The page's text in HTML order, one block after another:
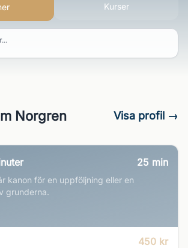
Kurser
Norgren Visa profil →
25 min
kanon för en uppföljning eller en
grunderna.
450 kr